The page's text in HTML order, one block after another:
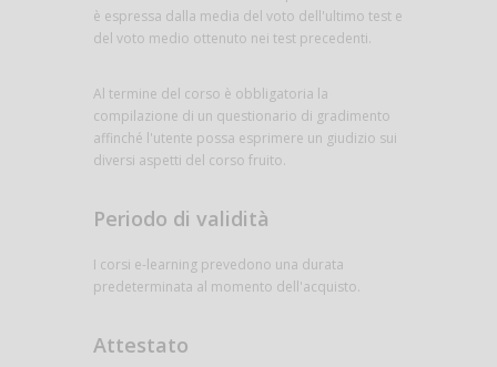
è espressa dalla media del voto dell'ultimo test e
del voto medio ottenuto nei test precedenti.
Al termine del corso è obbligatoria la
compilazione di un questionario di gradimento
affinché l'utente possa esprimere un giudizio sui
diversi aspetti del corso fruito.
Periodo di validità
I corsi e-learning prevedono una durata
predeterminata al momento dell'acquisto.
Attestato